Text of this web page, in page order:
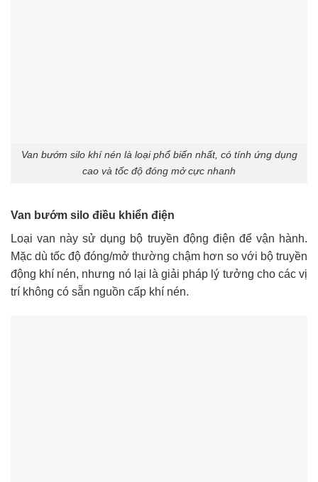
Van bướm silo khí nén là loại phổ biến nhất, có tính ứng dụng
cao và tốc độ đóng mở cực nhanh
Van bướm silo điều khiển điện
Loại van này sử dụng bộ truyền động điện để vận hành.
Mặc dù tốc độ đóng/mở thường chậm hơn so với bộ truyền
động khí nén, nhưng nó lại là giải pháp lý tưởng cho các vị
trí không có sẵn nguồn cấp khí nén.